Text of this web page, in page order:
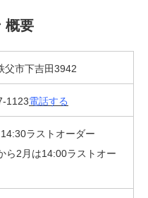
概要
父市下吉田3942
1123電話する
ラストオーダー
ら2月は14:00ラストオー